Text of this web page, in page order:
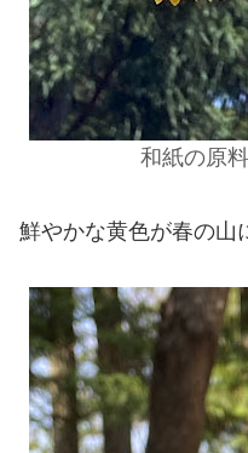
和紙の原
鮮やかな黄色が春の山